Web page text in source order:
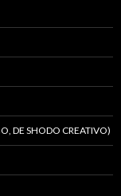
DE SHODO CREATIVO)